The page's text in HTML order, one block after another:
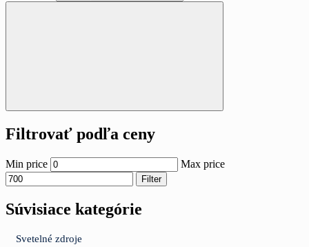
Filtrovať podľa ceny
Min price Max price
Filter
Súvisiace kategórie
Svetelné zdroje